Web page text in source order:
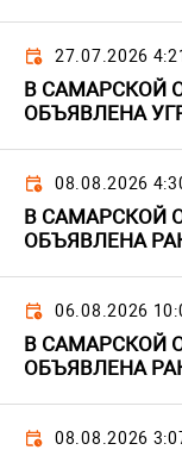
27.07.2026
В САМАРСКОЙ
ОБЪЯВЛЕНА
08.08.2026
В САМАРСКОЙ
ОБЪЯВЛЕНА
06.08.2026
В САМАРСКОЙ
ОБЪЯВЛЕНА
08.08.2026